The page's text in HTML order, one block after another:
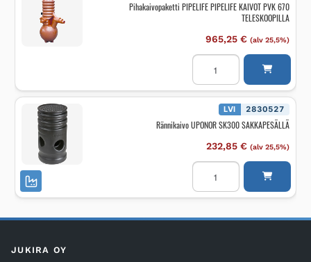
Pihakaivopaketti PIPELIFE PIPELIFE KAIVOT PVK 670
TELESKOOPILLA
965,25 € (alv 25,5%)
Pihakaivopaketti
PIPELIFE
PIPELIFE
KAIVOT
PVK
TELESKOOPILLA
määrä
LVI 2830527
Rännikaivo UPONOR SK300 SAKKAPESÄLLÄ
232,85 € (alv 25,5%)
Rännikaivo
UPONOR
SK300
SAKKAPESÄLLÄ
JUKIRA OY